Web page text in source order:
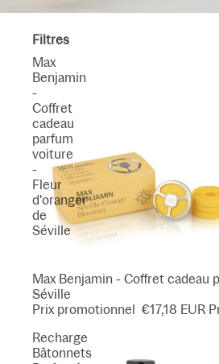
Filtres
Max
Benjamin
-
Coffret
cadeau
parfum
voiture
-
Fleur
d'oranger
de
Séville
PROMOTION
Max Benjamin - Coffret cadeau
Séville
Prix promotionnel
€17,18 EUR
Recharge
Bâtonnets